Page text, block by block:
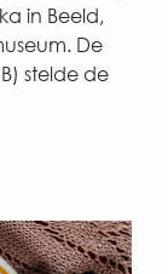
in Beeld,
De
stelde de